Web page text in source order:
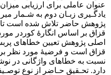
عنوان عاملی برای ارزیابی میزان
یادگـیری زبـان دوم به شـمار
پژوهش حاضر تلاش شده است تا
قزاق بر اساس انگارۀ کوردر
اصلی پژوهش تعیین خطاهای
قزاق است و فرضیۀ مورد نظر
نسبت به خطاهای واژگانی در
دارد. تحـقیق حـاضر از نوع